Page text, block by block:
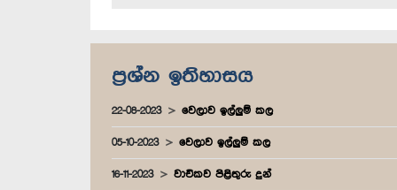
ප්‍රශ්න ඉතිහාසය
22-08-2023 වෙලාව ඉල්ලුම් කල
05-10-2023 වෙලාව ඉල්ලුම් කල
16-11-2023 වාචිකව පිළිතුරු දුන්